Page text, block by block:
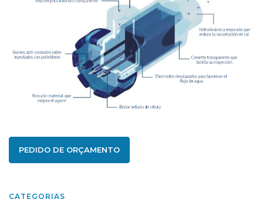
PEDIDO DE ORÇAMENTO
CATEGORIAS